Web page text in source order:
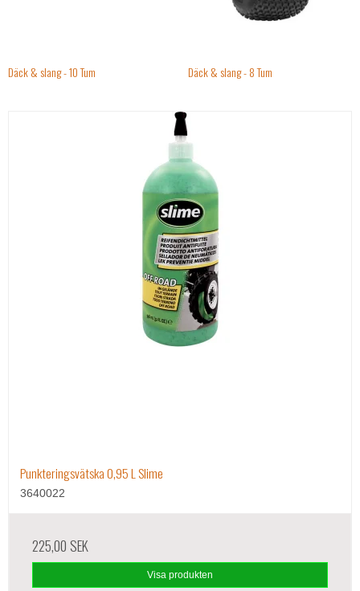
Däck & slang - 10 Tum Däck & slang - 8 Tum
Punkteringsvätska 0,95 L Slime
3640022
225,00 SEK
Visa produkten